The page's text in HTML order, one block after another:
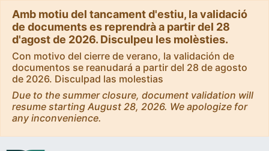
Amb motiu del tancament d'estiu, la validació
de documents es reprendrà a partir del 28
d'agost de 2026. Disculpeu les molèsties.
Con motivo del cierre de verano, la validación de
documentos se reanudará a partir del 28 de agosto
de 2026. Disculpad las molestias
Due to the summer closure, document validation will
resume starting August 28, 2026. We apologize for
any inconvenience.